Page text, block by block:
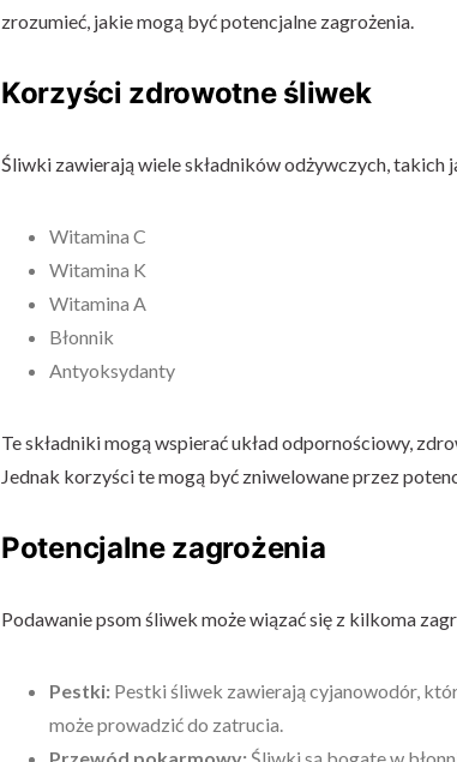
zrozumieć, jakie mogą być potencjalne zagrożenia.
Korzyści zdrowotne śliwek
Śliwki zawierają wiele składników odżywczych, takich
Witamina C
Witamina K
Witamina A
Błonnik
Antyoksydanty
Te składniki mogą wspierać układ odpornościowy,
Jednak korzyści te mogą być zniwelowane przez
Potencjalne zagrożenia
Podawanie psom śliwek może wiązać się z kilkoma
Pestki: Pestki śliwek zawierają cyjanowodór,
może prowadzić do zatrucia.